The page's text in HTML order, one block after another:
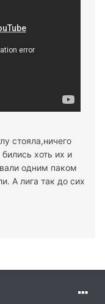
стояла,ничего
хоть их и
одним паком
А лига так до сих